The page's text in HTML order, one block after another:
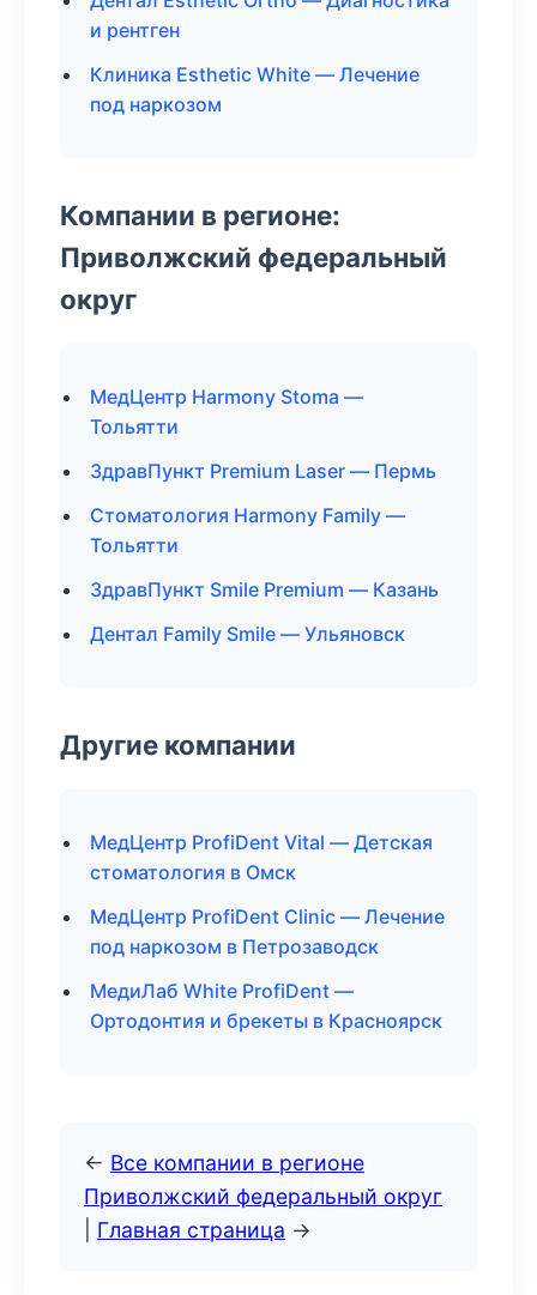
и рентген
Клиника Esthetic White — Лечение
под наркозом
Компании в регионе:
Приволжский федеральный
округ
МедЦентр Harmony Stoma —
Тольятти
ЗдравПункт Premium Laser — Пермь
Стоматология Harmony Family —
Тольятти
ЗдравПункт Smile Premium — Казань
Дентал Family Smile — Ульяновск
Другие компании
МедЦентр ProfiDent Vital — Детская
стоматология в Омск
МедЦентр ProfiDent Clinic — Лечение
под наркозом в Петрозаводск
МедиЛаб White ProfiDent —
Ортодонтия и брекеты в Красноярск
← Все компании в регионе
Приволжский федеральный округ
Главная страница →